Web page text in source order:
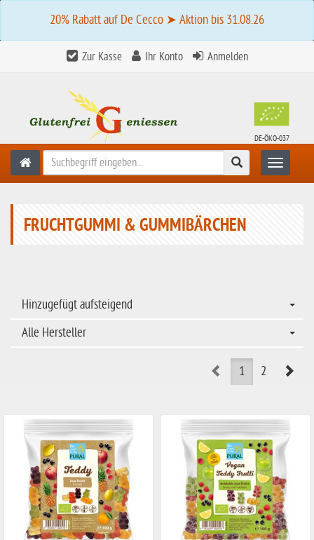
20% Rabatt auf De Cecco ➤ Aktion bis 31.08.26
Zur Kasse Ihr Konto Anmelden
DE-ÖKO-037
Suchen Toggle
FRUCHTGUMMI & GUMMIBÄRCHEN
Hinzugefügt aufsteigend
Alle Hersteller
Prev1 2